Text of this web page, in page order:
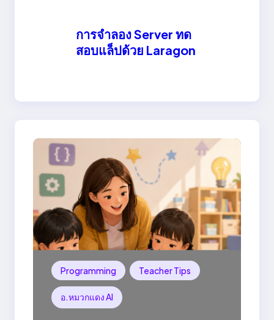
การจำลอง Server ทด
สอบแล็ปด้วย Laragon
Programming Teacher Tips
อ.หมวกแดง AI